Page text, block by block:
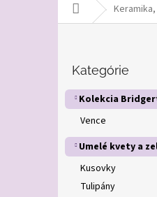
Domov
p
n
e
kategórie
Kategórie
Kolekcia
Vence
Umelé kvety a
Kusovky
Tulipány